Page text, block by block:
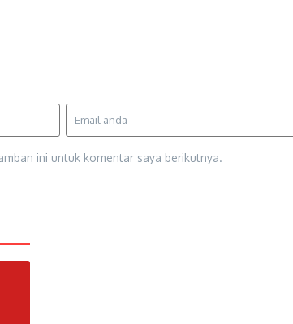
ini untuk komentar saya berikutnya.